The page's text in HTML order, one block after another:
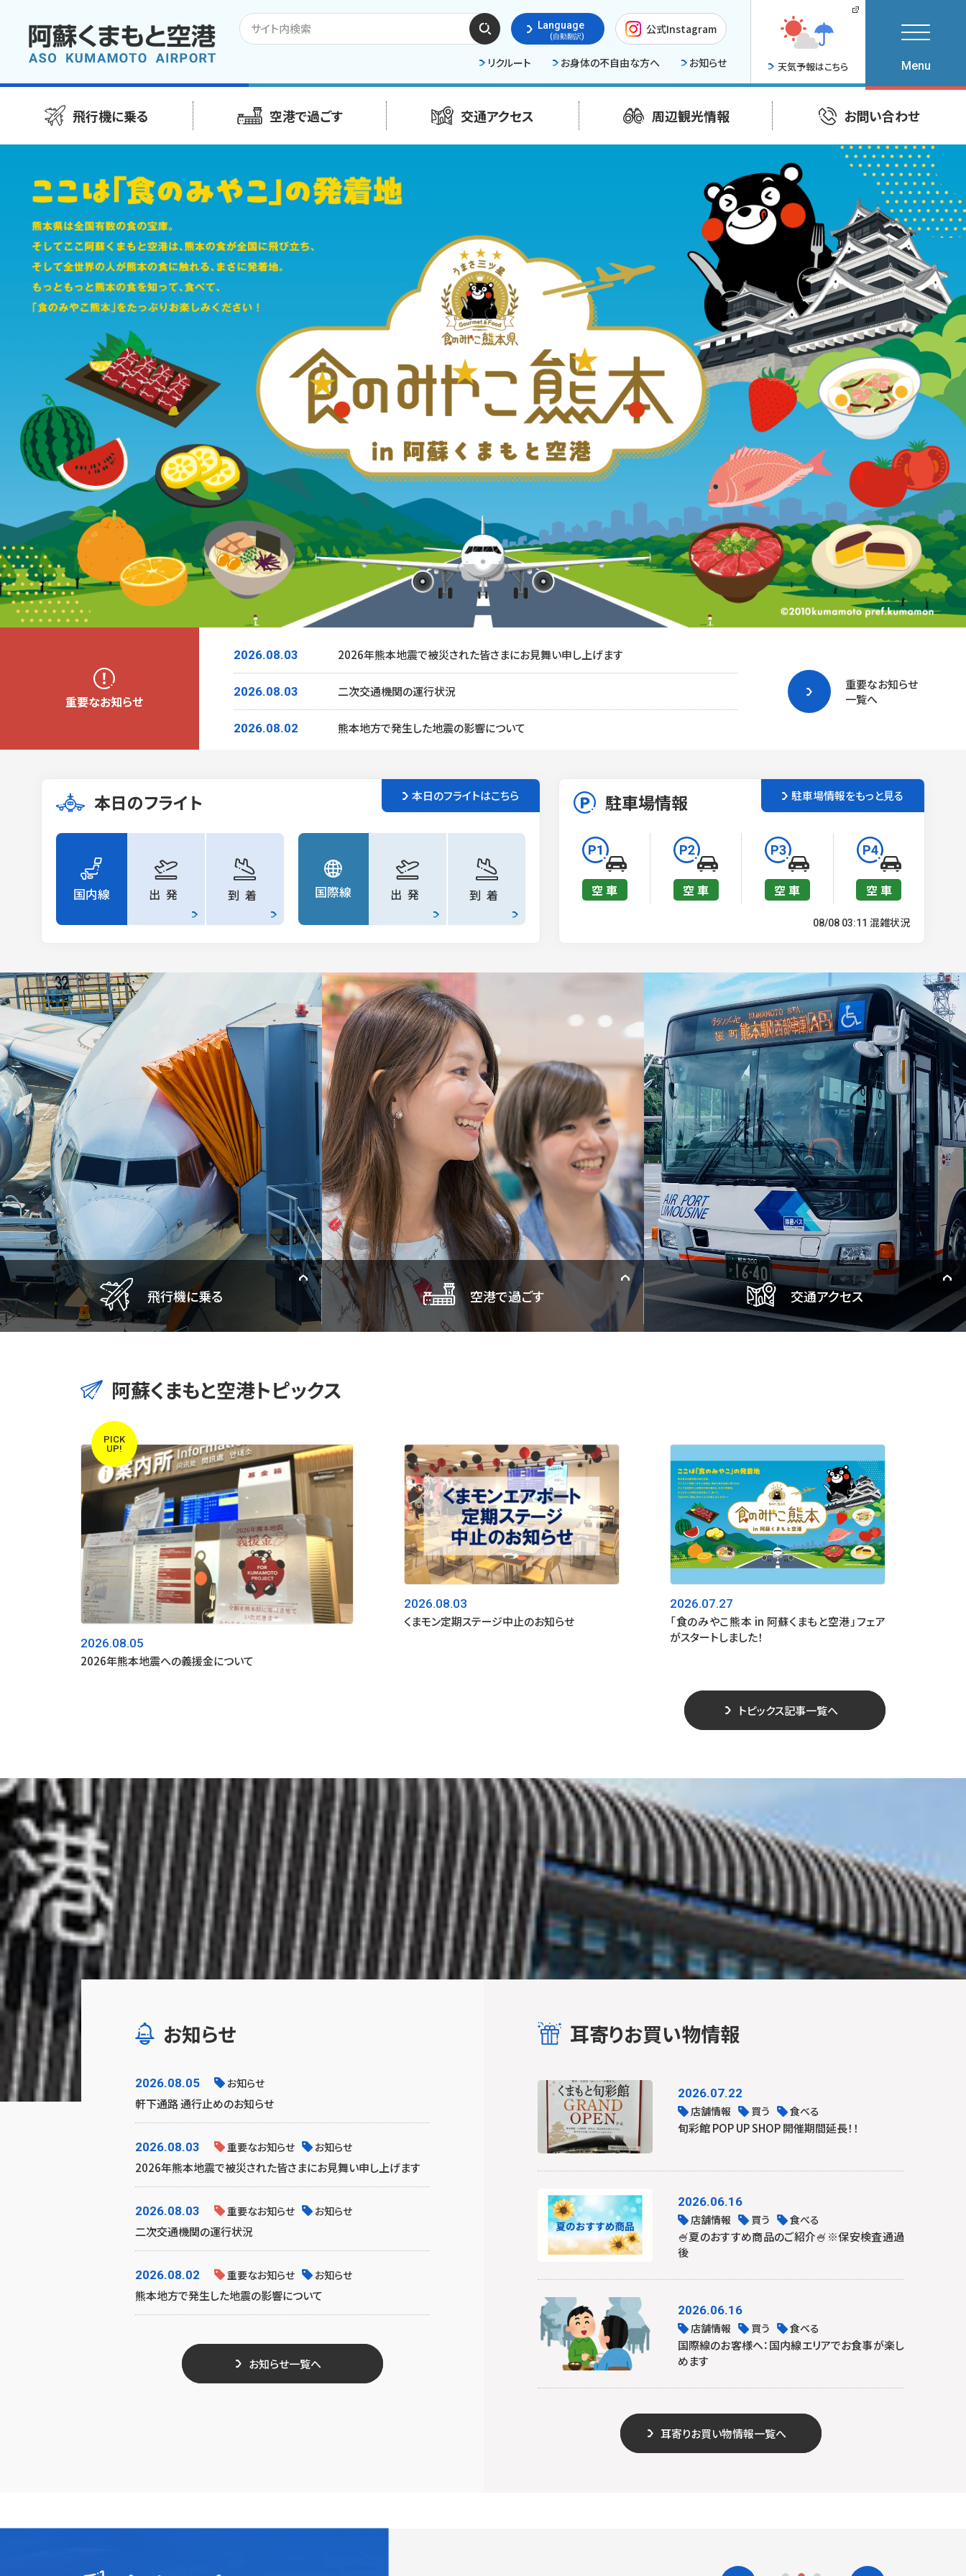
検索
する
Language
(自動翻訳)
公式Instagram
リクルート お身体の不自由な方へ お知らせ 天気予報はこちら
飛行機に乗る 空港で過ごす 交通アクセス 周辺観光情報 お問い合わせ
重要なお知らせ
2026.08.03 2026年熊本地震で被災された皆さまにお見舞い申し上げます
2026.08.03 二次交通機関の運行状況
2026.08.02 熊本地方で発生した地震の影響について
重要なお知らせ
一覧へ
本日のフライト 本日のフライトはこちら
国内線 出発 到着 国際線 出発 到着
駐車場情報 駐車場情報をもっと見る
空 車 空 車 空 車 空 車
08/08 03:11 混雑状況
飛行機に乗る
航空会社一覧 就航先一覧
空港で過ごす
学ぶ・遊ぶ
交通アクセス
阿蘇くまもと空港トピックス
PICK
UP!
2026.08.05
2026年熊本地震への義援金について
2026.08.03
くまモン定期ステージ中止のお知らせ
2026.07.27
「食のみやこ熊本 in 阿蘇くまもと空港」フェア
がスタートしました！
トピックス記事一覧へ
お知らせ
2026.08.05 お知らせ
軒下通路 通行止めのお知らせ
2026.08.03 重要なお知らせ お知らせ
2026年熊本地震で被災された皆さまにお見舞い申し上げます
2026.08.03 重要なお知らせ お知らせ
二次交通機関の運行状況
2026.08.02 重要なお知らせ お知らせ
熊本地方で発生した地震の影響について
お知らせ一覧へ
耳寄りお買い物情報
2026.07.22
店舗情報
買う 食べる
旬彩館 POP UP SHOP 開催期間延長！！
2026.06.16
店舗情報
買う 食べる
🍧夏のおすすめ商品のご紹介🍧※保安検査通過
後
2026.06.16
店舗情報
買う 食べる
国際線のお客様へ：国内線エリアでお食事が楽し
めます
耳寄りお買い物情報一覧へ